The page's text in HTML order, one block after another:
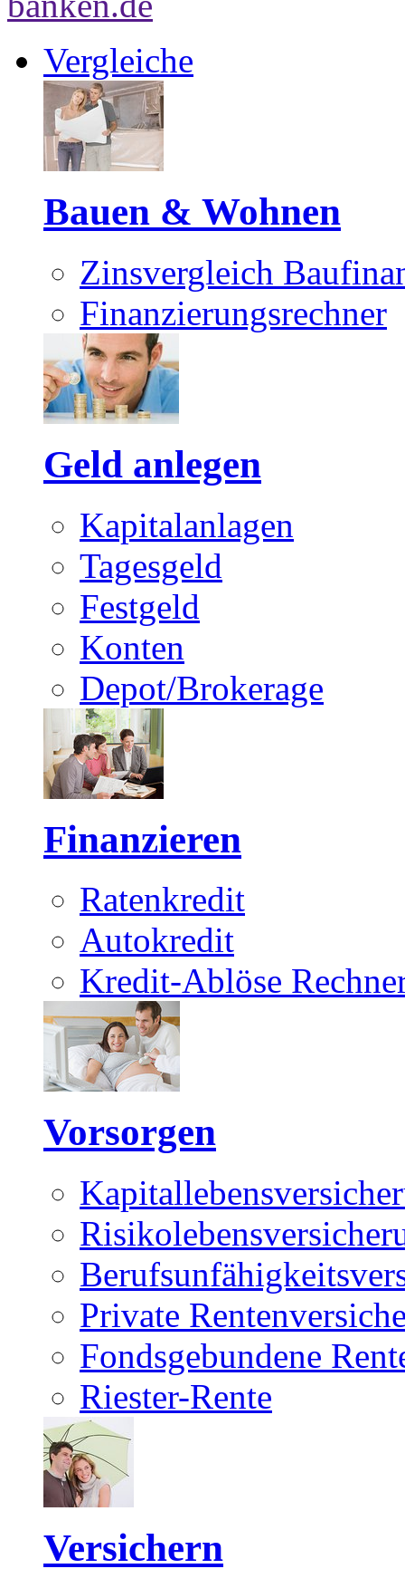
Vergleiche
Bauen & Wohnen
Zinsvergleich
Finanzierungsrechner
Geld anlegen
Kapitalanlagen
Tagesgeld
Festgeld
Konten
Depot/Brokerage
Finanzieren
Ratenkredit
Autokredit
Kredit-Ablöse
Vorsorgen
Private
Fondsgebundene
Riester-Rente
Versichern